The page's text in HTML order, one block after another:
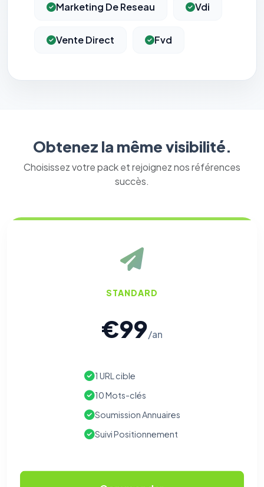
Marketing De Reseau Vdi
Vente Direct Fvd
Obtenez la même visibilité.
Choisissez votre pack et rejoignez nos références
succès.
STANDARD
€99/an
1 URL cible
10 Mots-clés
Soumission Annuaires
Suivi Positionnement
Cookies essentiels TOUJOURS ACTIF
Nécessaires au fonctionnement du site : session, sécurité,
mémorisation de vos choix de consentement. Ils ne